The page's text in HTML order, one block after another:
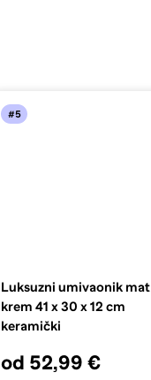
#5
Luksuzni umivaonik mat
krem 41 x 30 x 12 cm
keramički
od 52,99 €